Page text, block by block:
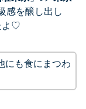
感を醸し出し
よ♡
にも食にまつわ